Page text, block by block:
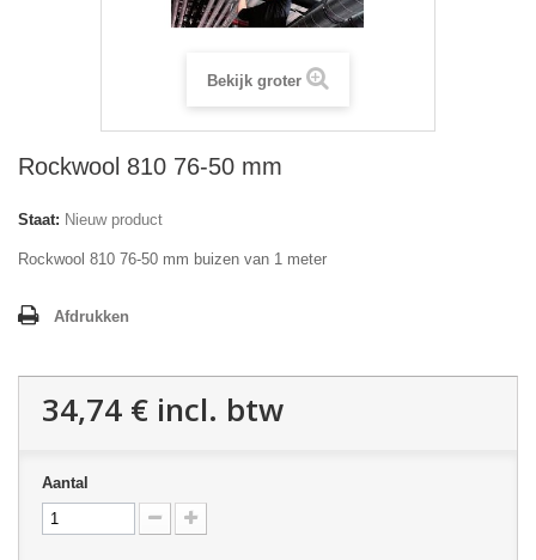
Bekijk groter
Rockwool 810 76-50 mm
Staat: Nieuw product
Rockwool 810 76-50 mm buizen van 1 meter
Afdrukken
34,74 € incl. btw
Aantal